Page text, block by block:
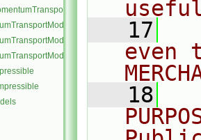
   17
even
   18